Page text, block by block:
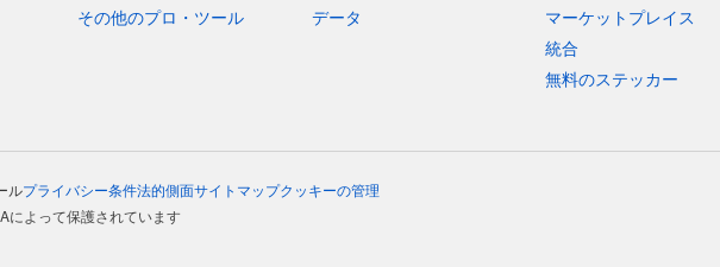
その他のプロ・ツール
データ
マーケットプレイス
統合
無料のステッカー
ルプライバシー条件法的側面サイトマップクッキーの管理
によって保護されています